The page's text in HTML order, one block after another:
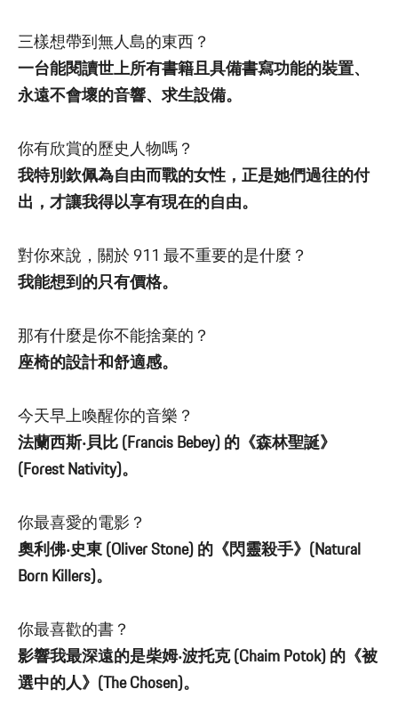
三樣想帶到無人島的東西？
一台能閱讀世上所有書籍且具備書寫功能的裝置、
永遠不會壞的音響、求生設備。
你有欣賞的歷史人物嗎？
我特別欽佩為自由而戰的女性，正是她們過往的付
出，才讓我得以享有現在的自由。
對你來說，關於 911 最不重要的是什麼？
我能想到的只有價格。
那有什麼是你不能捨棄的？
座椅的設計和舒適感。
今天早上喚醒你的音樂？
法蘭西斯‧貝比 (Francis Bebey) 的《森林聖誕》
(Forest Nativity)。
你最喜愛的電影？
奧利佛‧史東 (Oliver Stone) 的《閃靈殺手》(Natural
Born Killers)。
你最喜歡的書？
影響我最深遠的是柴姆‧波托克 (Chaim Potok) 的《被
選中的人》(The Chosen)。